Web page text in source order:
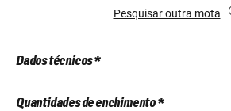
Pesquisar outra mota
Dados técnicos *
Quantidades de enchimento *